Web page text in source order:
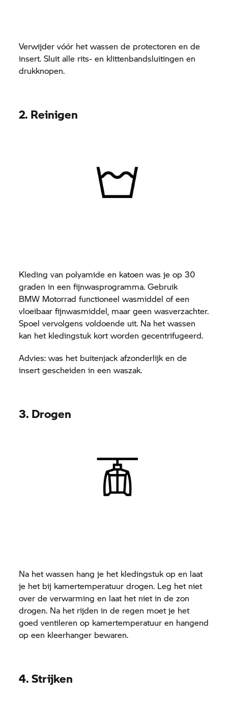
Verwijder vóór het wassen de protectoren en de
insert. Sluit alle rits- en klittenbandsluitingen en
drukknopen.
2. Reinigen
Kleding van polyamide en katoen was je op 30
graden in een fijnwasprogramma. Gebruik
BMW Motorrad functioneel wasmiddel of een
vloeibaar fijnwasmiddel, maar geen wasverzachter.
Spoel vervolgens voldoende uit. Na het wassen
kan het kledingstuk kort worden gecentrifugeerd.
Advies: was het buitenjack afzonderlijk en de
insert gescheiden in een waszak.
3. Drogen
Na het wassen hang je het kledingstuk op en laat
je het bij kamertemperatuur drogen. Leg het niet
over de verwarming en laat het niet in de zon
drogen. Na het rijden in de regen moet je het
goed ventileren op kamertemperatuur en hangend
op een kleerhanger bewaren.
4. Strijken